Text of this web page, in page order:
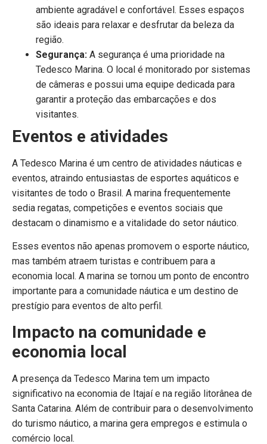
ambiente agradável e confortável. Esses espaços
são ideais para relaxar e desfrutar da beleza da
região.
Segurança: A segurança é uma prioridade na
Tedesco Marina. O local é monitorado por sistemas
de câmeras e possui uma equipe dedicada para
garantir a proteção das embarcações e dos
visitantes.
Eventos e atividades
A Tedesco Marina é um centro de atividades náuticas e
eventos, atraindo entusiastas de esportes aquáticos e
visitantes de todo o Brasil. A marina frequentemente
sedia regatas, competições e eventos sociais que
destacam o dinamismo e a vitalidade do setor náutico.
Esses eventos não apenas promovem o esporte náutico,
mas também atraem turistas e contribuem para a
economia local. A marina se tornou um ponto de encontro
importante para a comunidade náutica e um destino de
prestígio para eventos de alto perfil.
Impacto na comunidade e
economia local
A presença da Tedesco Marina tem um impacto
significativo na economia de Itajaí e na região litorânea de
Santa Catarina. Além de contribuir para o desenvolvimento
do turismo náutico, a marina gera empregos e estimula o
comércio local.